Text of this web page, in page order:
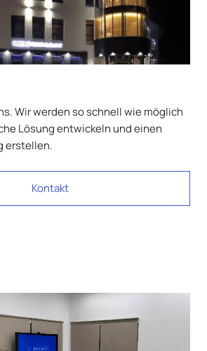
Wir werden so schnell wie möglich
Lösung entwickeln und einen
erstellen.
Kontakt